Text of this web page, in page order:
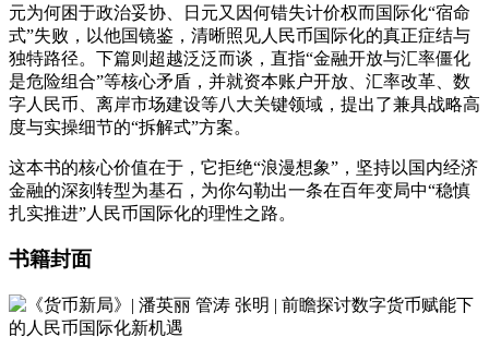
元为何困于政治妥协、日元又因何错失计价权而国际化“宿命
式”失败，以他国镜鉴，清晰照见人民币国际化的真正症结与
独特路径。下篇则超越泛泛而谈，直指“金融开放与汇率僵化
是危险组合”等核心矛盾，并就资本账户开放、汇率改革、数
字人民币、离岸市场建设等八大关键领域，提出了兼具战略高
度与实操细节的“拆解式”方案。
这本书的核心价值在于，它拒绝“浪漫想象”，坚持以国内经济
金融的深刻转型为基石，为你勾勒出一条在百年变局中“稳慎
扎实推进”人民币国际化的理性之路。
书籍封面